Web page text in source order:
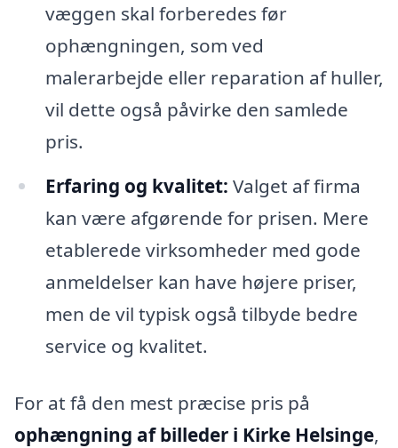
væggen skal forberedes før
ophængningen, som ved
malerarbejde eller reparation af huller,
vil dette også påvirke den samlede
pris.
Erfaring og kvalitet: Valget af firma
kan være afgørende for prisen. Mere
etablerede virksomheder med gode
anmeldelser kan have højere priser,
men de vil typisk også tilbyde bedre
service og kvalitet.
For at få den mest præcise pris på
ophængning af billeder i Kirke Helsinge,